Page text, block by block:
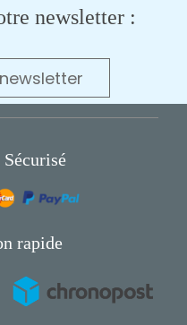
newsletter :
rapide